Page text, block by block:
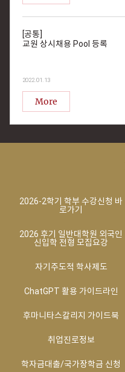
[공통]
교원 상시채용 Pool 등록
2022.01.13
More
2026-2학기 학부 수강신청 바
로가기
2026 후기 일반대학원 외국인
신입학 전형 모집요강
자기주도적 학사제도
ChatGPT 활용 가이드라인
후마니타스칼리지 가이드북
취업진로정보
학자금대출/국가장학금 신청